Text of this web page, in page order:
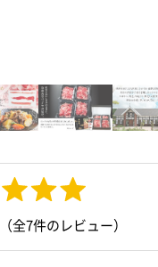
（全7件のレビュー）